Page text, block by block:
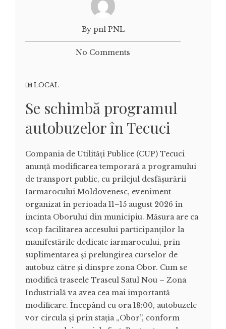
By pnl PNL
No Comments
LOCAL
Se schimbă programul
autobuzelor în Tecuci
Compania de Utilități Publice (CUP) Tecuci
anunță modificarea temporară a programului
de transport public, cu prilejul desfășurării
Iarmarocului Moldovenesc, eveniment
organizat în perioada 11–15 august 2026 în
incinta Oborului din municipiu. Măsura are ca
scop facilitarea accesului participanților la
manifestările dedicate iarmarocului, prin
suplimentarea și prelungirea curselor de
autobuz către și dinspre zona Obor. Cum se
modifică traseele Traseul Satul Nou – Zona
Industrială va avea cea mai importantă
modificare. Începând cu ora 18:00, autobuzele
vor circula și prin stația „Obor”, conform